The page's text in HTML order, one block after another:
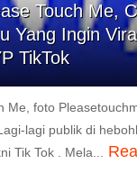
Touch Me,
Yang Ingin
TikTok
Me, foto
lagi publik di
Tik Tok . Mela...